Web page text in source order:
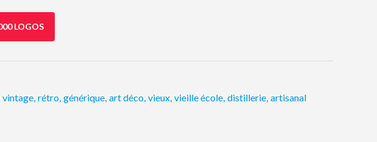
LOGOS
vintage, rétro, générique, art déco, vieux, vieille école, distillerie, artisanal